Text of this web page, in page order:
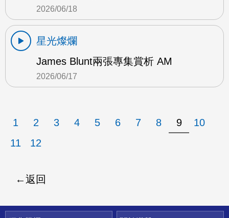
2026/06/18
星光燦爛
James Blunt兩張專集賞析 AM
2026/06/17
1 2 3 4 5 6 7 8 9
10
11
12
返回